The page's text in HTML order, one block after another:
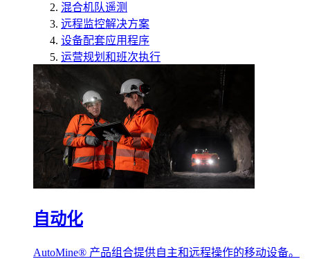
混合机队遥测
远程监控解决方案
设备配套应用程序
运营规划和班次执行
自动化
AutoMine® 产品组合提供自主和远程操作的移动设备。